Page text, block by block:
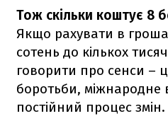
Тож скільки коштує 8
Якщо рахувати в
сотень до кількох
говорити про сенси –
боротьби, міжнародне
постійний процес